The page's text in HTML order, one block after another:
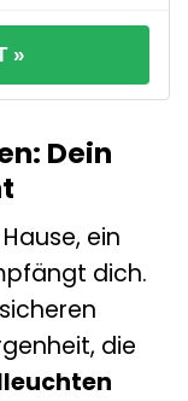
»
Dein
ein
dich.
die